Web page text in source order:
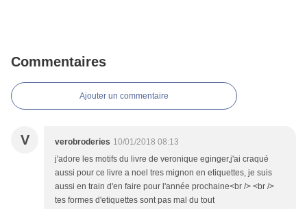
Commentaires
Ajouter un commentaire
V verobroderies 10/01/2018 08:13
j'adore les motifs du livre de veronique eginger,j'ai craqué
aussi pour ce livre a noel tres mignon en etiquettes, je suis
aussi en train d'en faire pour l'année prochaine<br /> <br />
tes formes d'etiquettes sont pas mal du tout